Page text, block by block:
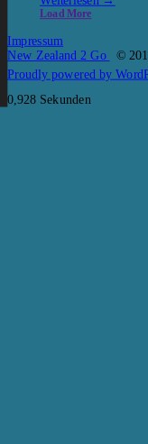
Load More
Impressum
New Zealand 2 Go ©
Proudly powered by
0,928 Sekunden